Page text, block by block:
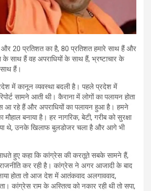
20 प्रतिशत का है, 80 प्रतिशत हमारे साथ हैं और
के साथ हैं वह अपराधियों के साथ हैं, भ्रष्टाचार के
हैं।
में कानून व्यवस्था बदली है। पहले प्रदेश में
सामने आती थी। कैराना में लोगों का पलायन होता
आ रहे हैं और अपराधियों का पलायन हुआ है। हमने
बनाया है। हर नागरिक, बेटी, गरीब को सुरक्षा
थे, उनके खिलाफ बुलडोजर चला है और आगे भी
हुए कहा कि कांग्रेस की करतूते सबके सामने हैं,
कर रही है। कांग्रेस ने अगर आजादी के बाद
होता तो आज देश में आतंकवाद अलगाववाद,
कांग्रेस राम के अस्तित्व को नकार रही थी तो सपा,